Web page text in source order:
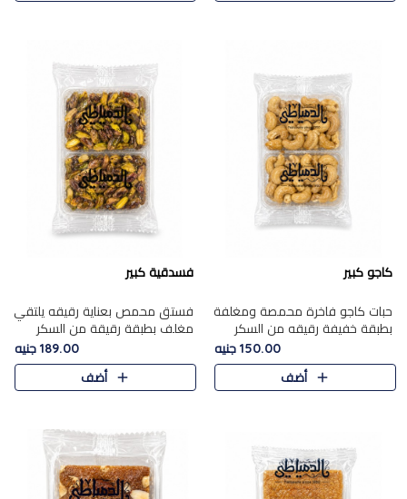
كاجو كبير
حبات كاجو فاخرة محمصة ومغلفة
بطبقة خفيفة رقيقه من السكر
المكرمل، تجمع بين توازن النعومة
زبدية غنية فاخرة والقرمشة
المرضية في حلوى شرقية بطاب..
150.00 جنيه
أضف
فسدقية كبير
فستق محمص بعناية رقيقه يلتقي
مغلف بطبقة رقيقة من السكر
المكرمل، ليقدم مذاقًا فاخرًا حلوي
شرقية فاخرة ونكهة غنية ناتي تميز
كل قطعة و قوام هش
189.00 جنيه
أضف